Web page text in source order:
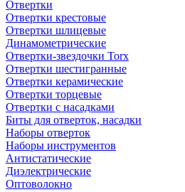
Отвертки
Отвертки крестовые
Отвертки шлицевые
Динамометрические
Отвертки-звездочки Torx
Отвертки шестигранные
Отвертки керамические
Отвертки торцевые
Отвертки с насадками
Биты для отверток, насадки
Наборы отверток
Наборы инструментов
Антистатические
Диэлектрические
Оптоволокно